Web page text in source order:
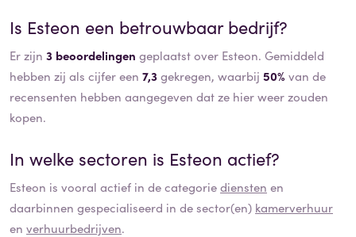
Is Esteon een betrouwbaar bedrijf?
Er zijn 3 beoordelingen geplaatst over Esteon. Gemiddeld
hebben zij als cijfer een 7,3gekregen, waarbij 50% van de
recensenten hebben aangegeven dat ze hier weer zouden
kopen.
In welke sectoren is Esteon actief?
Esteon is vooral actief in de categoriediensten en
daarbinnen gespecialiseerd in de sector(en) kamerverhuur
en verhuurbedrijven.